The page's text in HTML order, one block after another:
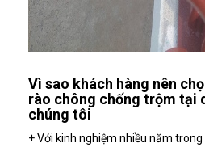
Vì sao khách hàng nên
rào chông chống trộm tại
chúng tôi
+ Với kinh nghiệm nhiều năm